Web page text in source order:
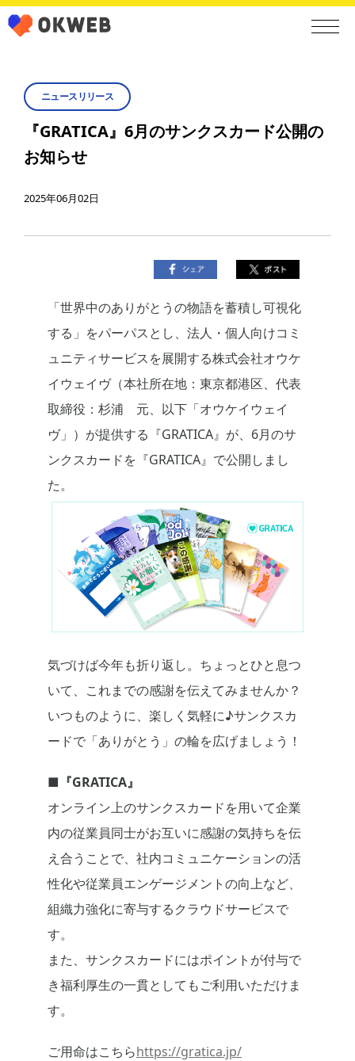
ニュースリリース
『GRATICA』6月のサンクスカード公開の
お知らせ
2025年06月02日
「世界中のありがとうの物語を蓄積し可視化
する」をパーパスとし、法人・個人向けコミ
ュニティサービスを展開する株式会社オウケ
イウェイヴ（本社所在地：東京都港区、代表
取締役：杉浦 元、以下「オウケイウェイ
ヴ」）が提供する『GRATICA』が、6月のサ
ンクスカードを『GRATICA』で公開しまし
た。
気づけば今年も折り返し。ちょっとひと息つ
いて、これまでの感謝を伝えてみませんか？
いつものように、楽しく気軽に♪サンクスカ
ードで「ありがとう」の輪を広げましょう！
■ 『GRATICA』
オンライン上のサンクスカードを用いて企業
内の従業員同士がお互いに感謝の気持ちを伝
え合うことで、社内コミュニケーションの活
性化や従業員エンゲージメントの向上など、
組織力強化に寄与するクラウドサービスで
す。
また、サンクスカードにはポイントが付与で
き福利厚生の一貫としてもご利用いただけま
す。
ご用命はこちらhttps://gratica.jp/